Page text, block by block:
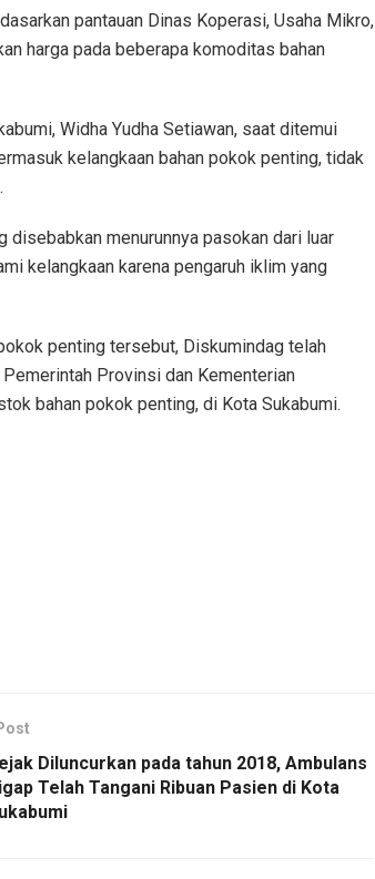
pantauan Dinas Koperasi, Usaha Mikro,
harga pada beberapa komoditas bahan
Widha Yudha Setiawan, saat ditemui
kelangkaan bahan pokok penting, tidak
disebabkan menurunnya pasokan dari luar
kelangkaan karena pengaruh iklim yang
penting tersebut, Diskumindag telah
Provinsi dan Kementerian
bahan pokok penting, di Kota Sukabumi.
Diluncurkan pada tahun 2018, Ambulans
Telah Tangani Ribuan Pasien di Kota